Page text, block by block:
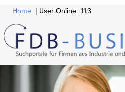
Home | User Online: 113